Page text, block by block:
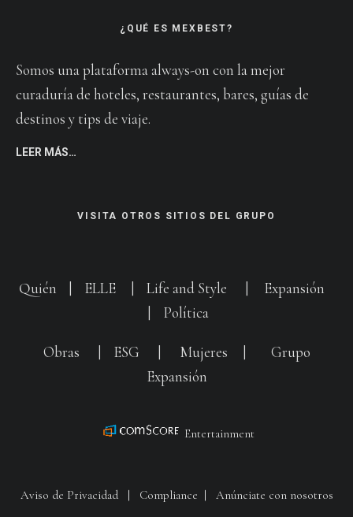
¿QUÉ ES MEXBEST?
Somos una plataforma always-on con la mejor
curaduría de hoteles, restaurantes, bares, guías de
destinos y tips de viaje.
LEER MÁS…
VISITA OTROS SITIOS DEL GRUPO
Quién ELLE Life and Style
Expansión
Política
Obras ESG Mujeres
Grupo
Expansión
Entertainment
Aviso de Privacidad| Compliance | Anúnciate con nosotros